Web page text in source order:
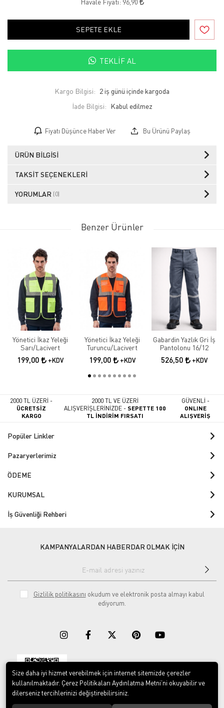
SEPETE EKLE
TEKLIF AL
Kargo Bilgisi: 2 iş günü içinde kargoda
İade Bilgisi:
Fiyatı Düşünce Haber Ver Bu Ürünü Paylaş
ÜRÜN BILGISI
TAKSIT SEÇENEKLERI
YORUMLAR (0)
Benzer Ürünler
Yönetici İkaz Yeleği
Sarı/Lacivert
199,00 +KDV
Yönetici İkaz Yeleği
Turuncu/Lacivert
199,00 +KDV
Gabardin Yazlık Gri İş
Pantolonu 16/12
526,50 +KDV
2000 TL ÜZERİ -
ÜCRETSİZ
KARGO
2000 TL VE ÜZERİ
ALIŞVERİŞLERİNİZDE -SEPETTE 100
TL İNDİRİM FIRSATI
GÜVENLİ -
ONLINE
ALIŞVERİŞ
Popüler Linkler
Pazaryerlerimiz
ÖDEME
KURUMSAL
İş Güvenliği Rehberi
KAMPANYALARDAN HABERDAR OLMAK İÇİN
Gizlilik politikasını okudum ve elektronik posta almayı kabul
ediyorum.
Download on the
App Store
Download on
Google play
Size daha iyi hizmet verebilmek için internet sitemizde çerezler
kullanılmaktadır. Çerez Politikaları Aydınlatma Metni’ni okuyabilir ve
dilerseniz tercihlerinizi değiştirebilirsiniz.